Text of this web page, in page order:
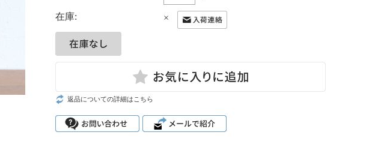
在庫: ×
返品についての詳細はこちら